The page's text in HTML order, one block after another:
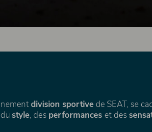
division sportivede SEAT, se
style, des performances et des